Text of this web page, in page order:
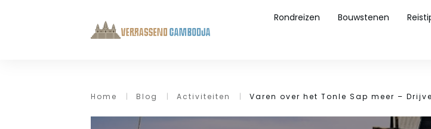
Rondreizen Bouwstenen
Home | Blog | Activiteiten | Varen over het Tonle Sap meer –